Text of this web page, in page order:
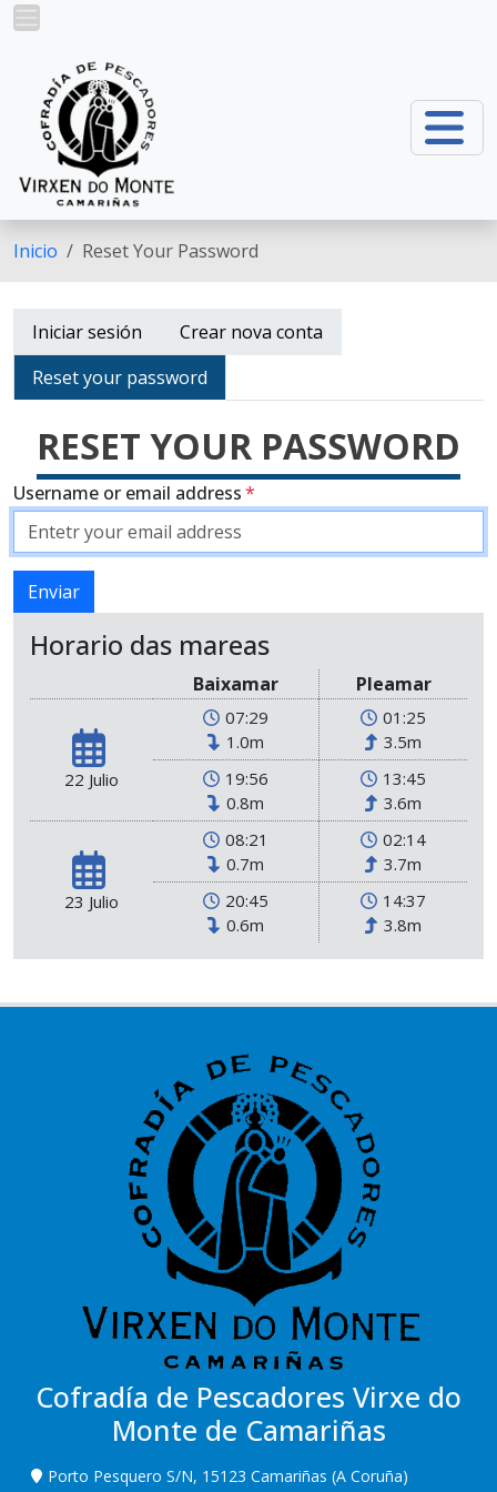
Ir o contido principal
Inicio Reset Your Password
Lapelas principais
Iniciar sesión
Crear nova conta
Reset your password
RESET YOUR PASSWORD
Username or email address
Horario das mareas
Baixamar Pleamar
22 Julio
07:29
1.0m
01:25
3.5m
19:56
0.8m
13:45
3.6m
23 Julio
08:21
0.7m
02:14
3.7m
20:45
0.6m
14:37
3.8m
Cofradía de Pescadores Virxe do
Monte de Camariñas
Porto Pesquero S/N, 15123 Camariñas (A Coruña)